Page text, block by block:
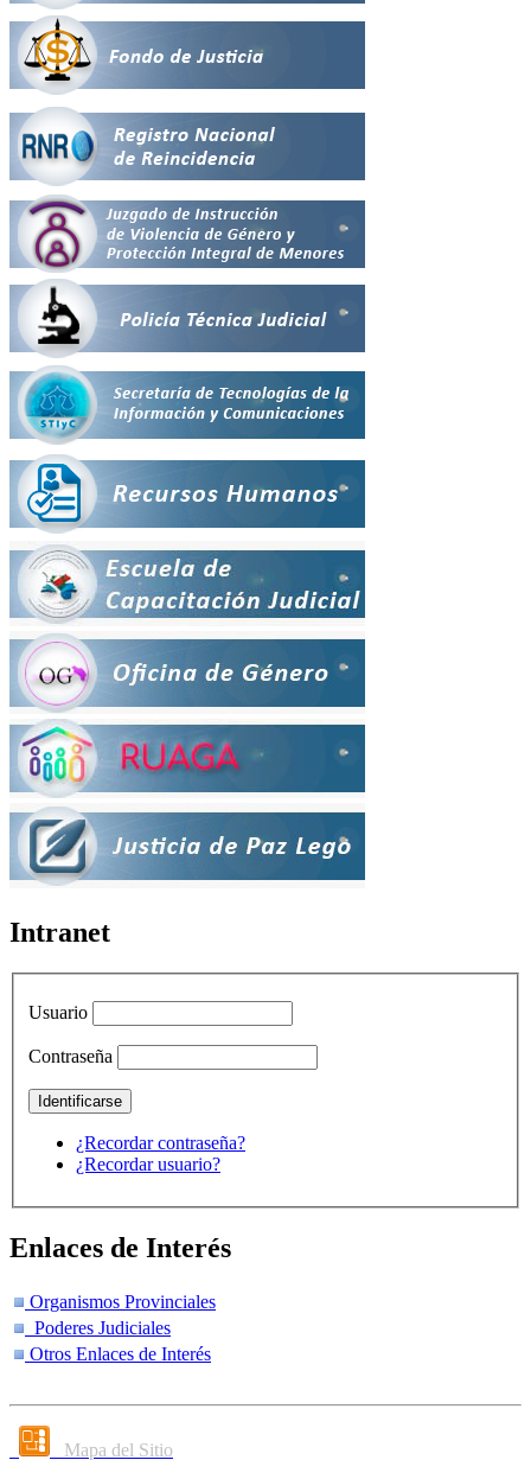
Intranet
Usuario
Contraseña
¿Recordar contraseña?
¿Recordar usuario?
Enlaces de Interés
Organismos Provinciales
Poderes Judiciales
Otros Enlaces de Interés
Mapa del Sitio